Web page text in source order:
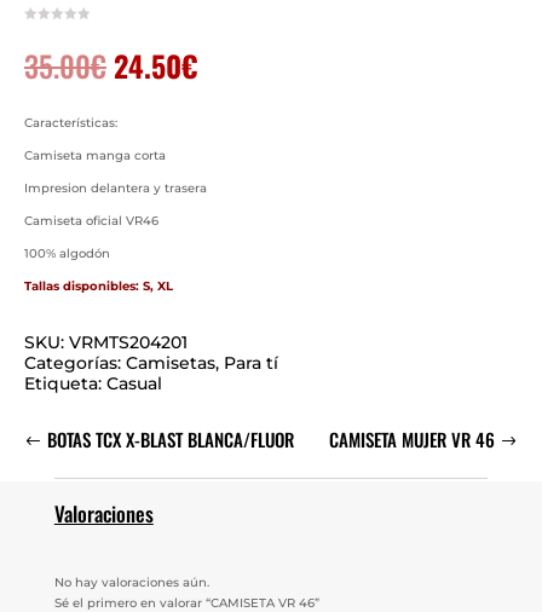
35.00€El
precio
era:
35.00€.
24.50€Elprecio
Características:
Camiseta manga corta
Impresion delantera y trasera
Camiseta oficial VR46
100% algodón
Tallas disponibles: S, XL
SKU: VRMTS204201
Categorías: Camisetas, Para tí
Etiqueta: Casual
BOTAS TCX X-BLAST BLANCA/FLUOR CAMISETA MUJER VR 46
Valoraciones
No hay valoraciones aún.
Sé el primero en valorar “CAMISETA VR 46”